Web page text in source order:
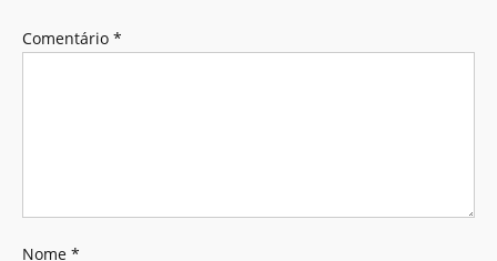
Comentário *
Nome *